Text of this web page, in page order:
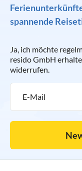
spannende
Ja, ich möchte
resido GmbH
widerrufen.